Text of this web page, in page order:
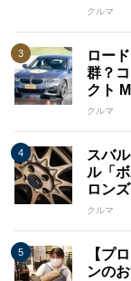
クルマ
ロー
群？
クト
クルマ
スバ
ル「
ロン
クルマ
【プ
ンの